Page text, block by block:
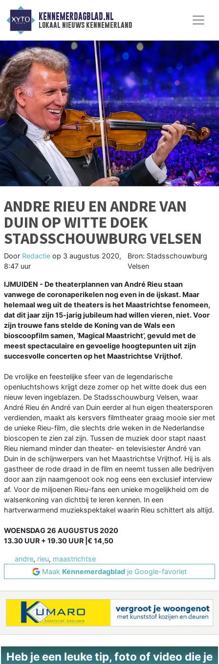
KENNEMERDAGBLAD.NL
lokaal nieuws kennemerland
ANDRE RIEU EN ANDRE VAN
DUIN OP WITTE DOEK
STADSSCHOUWBURG VELSEN
Door Redactie op 3 augustus 2020,
8:47 uur
Bron: Stadsschouwburg
Velsen
IJMUIDEN - De theaterplannen van André Rieu staan
vanwege de coronaperikelen nog even in de ijskast. Maar
helemaal weg uit de theaters is het Maastrichtse fenomeen,
dat dit jaar zijn 15-jarig jubileum had willen vieren, niet. Voor
zijn trouwe fans stelde de Koning van de Wals een
bioscoopfilm samen, ‘Magical Maastricht’, gevuld met de
meest spectaculaire en gevoelige hoogtepunten uit zijn
succesvolle concerten op het Maastrichtse Vrijthof.
De vrolijke en feestelijke sfeer van de legendarische
openluchtshows krijgt deze zomer op het witte doek dus een
nieuw leven ingeblazen. De Stadsschouwburg Velsen, waar
André Rieu én André van Duin eerder al hun eigen theatersporen
verdienden, maakt als kersvers filmtheater graag mooie sier met
de unieke Rieu-film, die slechts drie weken in de Nederlandse
bioscopen te zien zal zijn. Tussen de muziek door stapt naast
Rieu niemand minder dan theater- en televisiester André van
Duin in de schijnwerpers van het Maastrichtse Vrijthof. Hij is als
gastheer de rode draad in de film en neemt tussen alle bedrijven
door aan zijn naamgenoot ook nog eens een exclusief interview
af. Voor de miljoenen Rieu-fans een unieke mogelijkheid om de
walsenkoning van dichtbij te leren kennen. In een
hartverwarmend muziekspektakel waarin Rieu schittert als altijd.
WOENSDAG 26 AUGUSTUS 2020
13.30 UUR + 19.30 UUR |€ 14,50
andre, rieu, maastrichtse
Maak Kennemerdagblad je Google-favoriet
Heb je een leuke tip, foto of video die je